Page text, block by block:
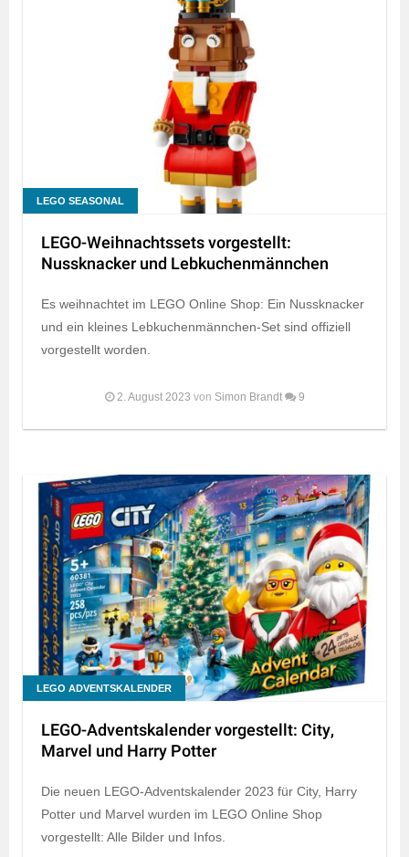
LEGO SEASONAL
LEGO-Weihnachtssets vorgestellt:
Nussknacker und Lebkuchenmännchen
Es weihnachtet im LEGO Online Shop: Ein Nussknacker
und ein kleines Lebkuchenmännchen-Set sind offiziell
vorgestellt worden.
2. August 2023 von Simon Brandt 9
LEGO ADVENTSKALENDER
LEGO-Adventskalender vorgestellt: City,
Marvel und Harry Potter
Die neuen LEGO-Adventskalender 2023 für City, Harry
Potter und Marvel wurden im LEGO Online Shop
vorgestellt: Alle Bilder und Infos.